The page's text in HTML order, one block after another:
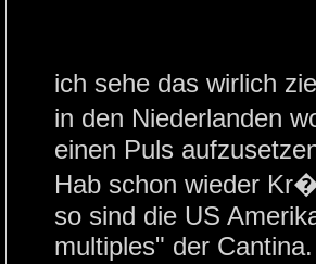
ich sehe das wirlich
in den Niederlanden
einen Puls
Hab schon wieder
so sind die US
multiples" der Cantina.